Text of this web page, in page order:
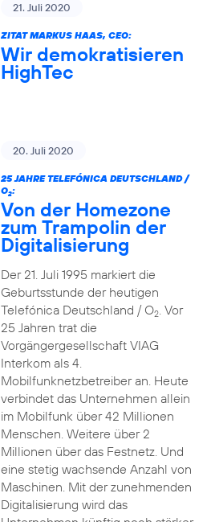
21. Juli 2020
ZITAT MARKUS HAAS, CEO:
Wir demokratisieren
HighTec
20. Juli 2020
25 JAHRE TELEFÓNICA DEUTSCHLAND /
O2:
Von der Homezone
zum Trampolin der
Digitalisierung
Der 21. Juli 1995 markiert die
Geburtsstunde der heutigen
Telefónica Deutschland / O2. Vor
25 Jahren trat die
Vorgängergesellschaft VIAG
Interkom als 4.
Mobilfunknetzbetreiber an. Heute
verbindet das Unternehmen allein
im Mobilfunk über 42 Millionen
Menschen. Weitere über 2
Millionen über das Festnetz. Und
eine stetig wachsende Anzahl von
Maschinen. Mit der zunehmenden
Digitalisierung wird das